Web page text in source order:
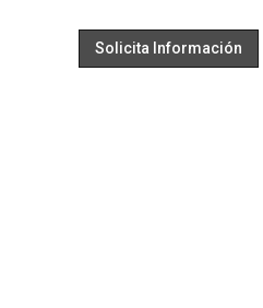
Solicita Información